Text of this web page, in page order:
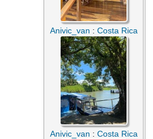
Anivic_van : Costa Rica
Anivic_van : Costa Rica